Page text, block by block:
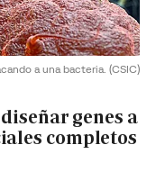
a una bacteria. (CSIC)
genes a
completos